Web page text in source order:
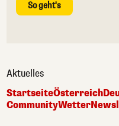
So geht's
Aktuelles
StartseiteÖsterreich
CommunityWetter